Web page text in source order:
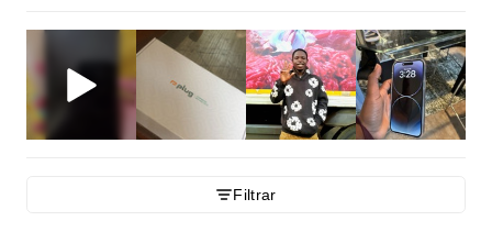
Filtrar